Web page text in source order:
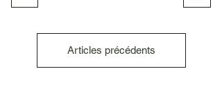
Articles précédents